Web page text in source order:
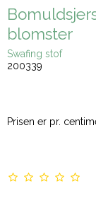
blomster
Swafing stof
200339
Prisen er pr.